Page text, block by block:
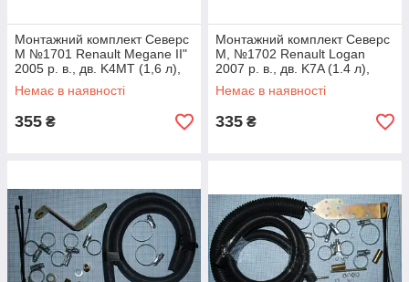
Монтажний комплект Северс
М №1701 Renault Megane II"
2005 р. в., дв. K4MT (1,6 л),
МКПП
Немає в наявності
355 ₴
Монтажний комплект Северс
М, №1702 Renault Logan
2007 р. в., дв. K7A (1.4 л),
K7M (1.6 л), МКПП
Немає в наявності
335 ₴